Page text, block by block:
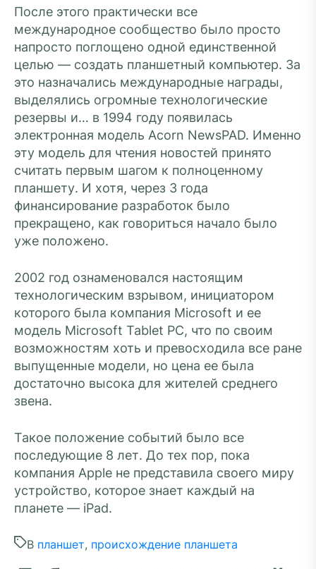
После этого практически все
международное сообщество было просто
напросто поглощено одной единственной
целью — создать планшетный компьютер. За
это назначались международные награды,
выделялись огромные технологические
резервы и… в 1994 году появилась
электронная модель Acorn NewsPAD. Именно
эту модель для чтения новостей принято
считать первым шагом к полноценному
планшету. И хотя, через 3 года
финансирование разработок было
прекращено, как говориться начало было
уже положено.
2002 год ознаменовался настоящим
технологическим взрывом, инициатором
которого была компания Microsoft и ее
модель Microsoft Tablet PC, что по своим
возможностям хоть и превосходила все ране
выпущенные модели, но цена ее была
достаточно высока для жителей среднего
звена.
Такое положение событий было все
последующие 8 лет. До тех пор, пока
компания Apple не представила своего миру
устройство, которое знает каждый на
планете — iPad.
В планшет, происхождение планшета